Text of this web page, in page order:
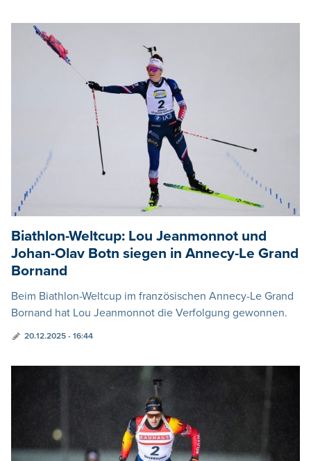
Biathlon-Weltcup: Lou Jeanmonnot und
Johan-Olav Botn siegen in Annecy-Le Grand
Bornand
Beim Biathlon-Weltcup im französischen Annecy-Le Grand
Bornand hat Lou Jeanmonnot die Verfolgung gewonnen.
20.12.2025 - 16:44